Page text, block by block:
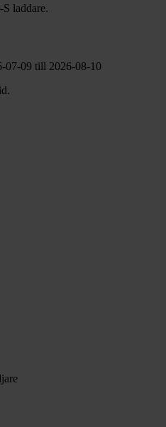
laddare.
07-09 till 2026-08-10